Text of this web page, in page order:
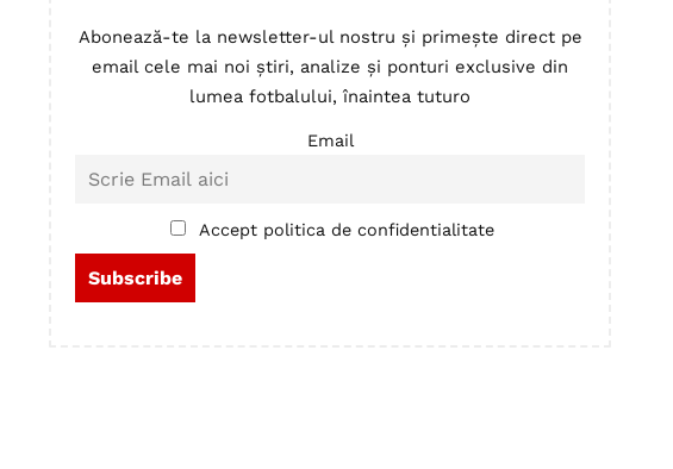
Abonează-te la newsletter-ul nostru și primește direct pe
email cele mai noi știri, analize și ponturi exclusive din
lumea fotbalului, înaintea tuturo
Email
Accept politica de confidentialitate